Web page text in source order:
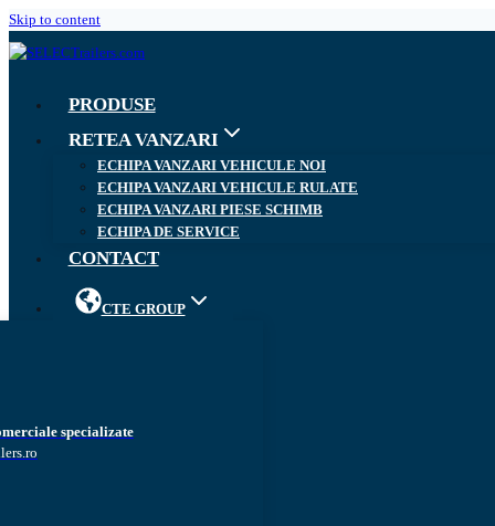
Skip to content
PRODUSE
RETEA VANZARI
ECHIPA VANZARI VEHICULE NOI
ECHIPA VANZARI VEHICULE RULATE
ECHIPA VANZARI PIESE SCHIMB
ECHIPA DE SERVICE
CONTACT
CTE GROUP
specializate